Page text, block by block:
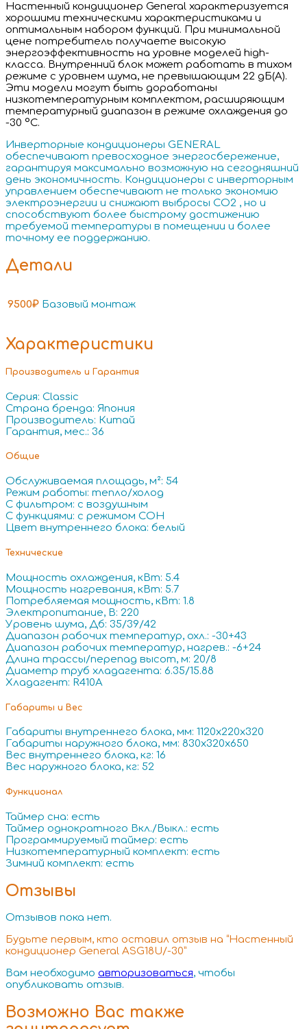
Настенный кондиционер General характеризуется
хорошими техническими характеристиками и
оптимальным набором функций. При минимальной
цене потребитель получаете высокую
энергоэффективность на уровне моделей high-
класса. Внутренний блок может работать в тихом
режиме с уровнем шума, не превышающим 22 дБ(А).
Эти модели могут быть доработаны
низкотемпературным комплектом, расширяющим
температурный диапазон в режиме охлаждения до
-30 °С.
Инверторные кондиционеры GENERAL
обеспечивают превосходное энергосбережение,
гарантируя максимально возможную на сегодняшний
день экономичность. Кондиционеры с инверторным
управлением обеспечивают не только экономию
электроэнергии и снижают выбросы СО2 , но и
способствуют более быстрому достижению
требуемой температуры в помещении и более
точному ее поддержанию.
Детали
9500₽ Базовый монтаж
Характеристики
Производитель и Гарантия
Серия: Classic
Страна бренда: Япония
Производитель: Китай
Гарантия, мес.: 36
Общие
Обслуживаемая площадь, м²: 54
Режим работы: тепло/холод
С фильтром: с воздушным
С функциями: с режимом СОН
Цвет внутреннего блока: белый
Технические
Мощность охлаждения, кВт: 5.4
Мощность нагревания, кВт: 5.7
Потребляемая мощность, кВт: 1.8
Электропитание, В: 220
Уровень шума, Дб: 35/39/42
Диапазон рабочих температур, охл.: -30+43
Диапазон рабочих температур, нагрев.: -6+24
Длина трассы/перепад высот, м: 20/8
Диаметр труб хладагента: 6.35/15.88
Хладагент: R410A
Габариты и Вес
Габариты внутреннего блока, мм: 1120x220x320
Габариты наружного блока, мм: 830x320x650
Вес внутреннего блока, кг: 16
Вес наружного блока, кг: 52
Функционал
Таймер сна: есть
Таймер однократного Вкл./Выкл.: есть
Программируемый таймер: есть
Низкотемпературный комплект: есть
Зимний комплект: есть
Отзывы
Отзывов пока нет.
Будьте первым, кто оставил отзыв на “Настенный
кондиционер General ASG18U/-30”
Вам необходимо авторизоваться, чтобы
опубликовать отзыв.
Возможно Вас также